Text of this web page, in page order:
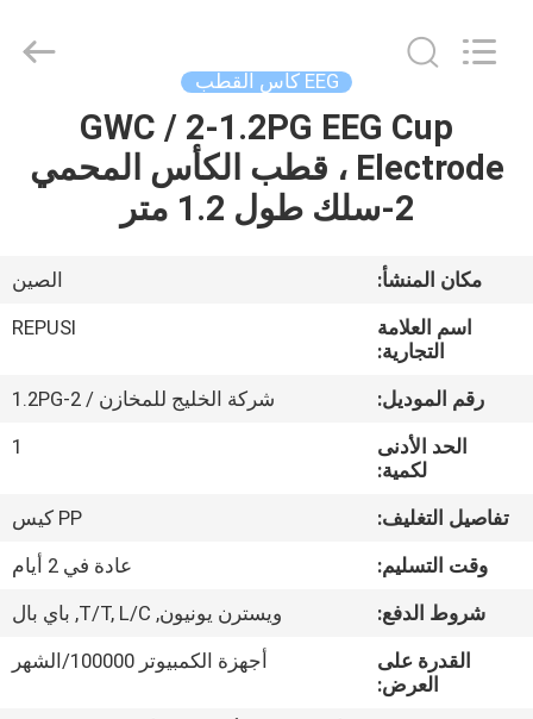
منزل،
بيت
معلومات
جولة
المعمل
الجودة
Electronics
Co.,Ltd..
EEG كأس القطب
GWC / 2-1.2PG EEG Cup
Electrode ، قطب الكأس المحمي
2-سلك طول 1.2 متر
مكان المنشأ:
الصين
اسم العلامة
التجارية:
REPUSI
رقم الموديل:
شركة الخليج للمخازن / 2-1.2PG
الحد الأدنى
لكمية:
1
تفاصيل التغليف:
PP كيس
وقت التسليم:
عادة في 2 أيام
شروط الدفع:
ويسترن يونيون, T/T, L/C, باي بال
القدرة على
العرض:
أجهزة الكمبيوتر 100000/الشهر